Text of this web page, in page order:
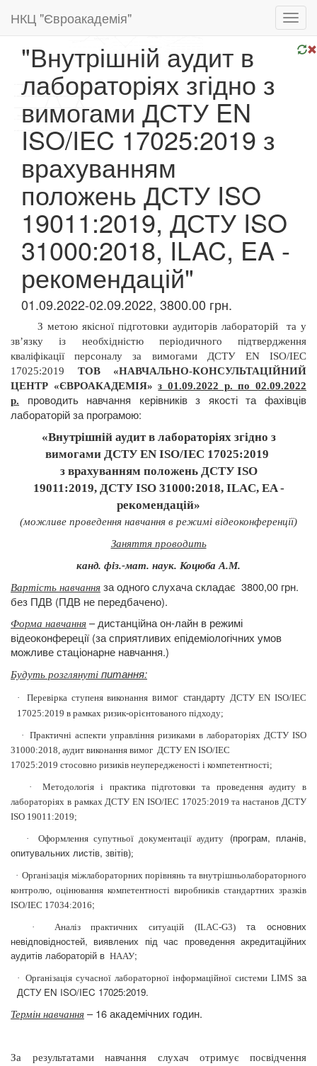
НКЦ "Євроакадемія"
"Внутрішній аудит в
лабораторіях згідно з
вимогами ДСТУ EN
ISO/IEC 17025:2019 з
врахуванням
положень ДСТУ ISO
19011:2019, ДСТУ ISO
31000:2018, ILAC, EA -
рекомендацій"
01.09.2022-02.09.2022, 3800.00 грн.
З метою якісної підготовки аудиторів лабораторій
та у
зв’язку із необхідністю періодичного підтвердження
кваліфікації персоналу за вимогами ДСТУ EN
ISO/IEC
17025:2019 ТОВ «НАВЧАЛЬНО-КОНСУЛЬТАЦІЙНИЙ
ЦЕНТР «ЄВРОАКАДЕМІЯ»з 01.09.2022 р. по 02.09.2022
р.
проводить навчання керівників з якості та фахівців
лабораторій за програмою:
«Внутрішній аудит в лабораторіях згідно з
вимогами ДСТУ EN ISO/IEC 17025:2019
з врахуванням положень ДСТУ ISO
19011:2019, ДСТУ ISO 31000:2018, ILAC, EA -
рекомендацій»
(можливе проведення навчання в режимі відеоконференції)
Заняття проводить
канд. фіз.-мат. наук. Коцюба А.М.
Вартість навчання за одного слухача складає 3800,00 грн.
без ПДВ (ПДВ не передбачено).
Форма навчання – дистанційна он-лайн в режимі
відеоконфереції (за сприятливих епідеміологічних умов
можливе стаціонарне навчання.)
Будуть розглянуті питання:
· Перевірка ступеня виконаннявимог стандарту ДСТУ EN ISO/IEC
17025:2019 в рамках ризик-орієнтованого підходу;
· Практичні аспекти управління ризиками в лабораторіях ДСТУ ISO
31000:2018, аудит виконання вимог ДСТУ EN ISO/IEC
17025:2019 стосовно ризиків неупередженості і компетентності;
·
Методологія і практика підготовки та проведення аудиту в
лабораторіях в рамкахДСТУ EN ISO/IEC 17025:2019 та настанов ДСТУ
ISO 19011:2019;
· Оформлення супутньої документації аудиту
(програм, планів,
опитувальних листів, звітів);
· Організація міжлабораторних порівнянь та внутрішньолабораторного
контролю, оцінювання компетентності виробників стандартних зразків
ISO/IEC 17034:2016;
· Аналіз практичних ситуацій(ILAC-G3)та основних
невідповідностей, виявлених під час проведення акредитаційних
аудитів лабораторій в НААУ;
· Організація сучасної лабораторної інформаційної системиLIMS за
ДСТУ EN ISO/IEC 17025:2019.
Термін навчання – 16 академічних годин.
За результатами навчання слухач отримує посвідчення